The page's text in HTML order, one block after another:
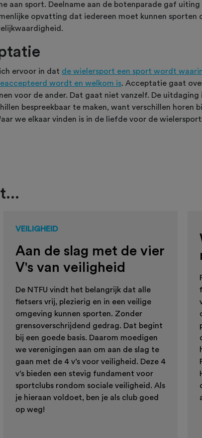
aan sport. Deelname aan de botenparade gaf uiting
opvatting dat iedereen moet kunnen sporten
ervoor in dat de wielersport een sport wordt
wordt en welkom is. Acceptatie gaat
voor de ander. Dat gaat niet vanzelf. De uitdaging
bespreekbaar te maken, want verschillen horen
we elkaar vinden is in de liefde voor de
VEILIGHEID
Aan de slag met de vier
V's van veiligheid
De NTFU vindt het belangrijk dat alle
fietsers vrij, plezierig en in een veilige
omgeving kunnen sporten. Zonder
grensoverschrijdend gedrag. Dat begint
bij een goede basis. Daarom moedigen
we verenigingen aan om aan de slag te
gaan met de 4 v’s voor veiligheid. Deze 4
v’s bieden een stevig fundament voor
sportclubs rondom sociale veiligheid. Als
je hieraan voldoet, ben je als club goed
op weg!